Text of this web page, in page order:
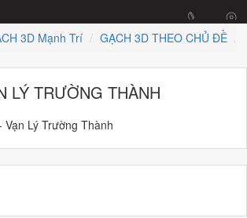
3D Mạnh Trí GẠCH 3D THEO CHỦ ĐỀ
LÝ TRƯỜNG THÀNH
Lý Trường Thành